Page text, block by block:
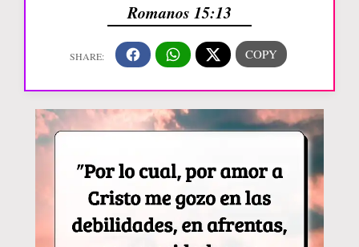
Romanos 15:13